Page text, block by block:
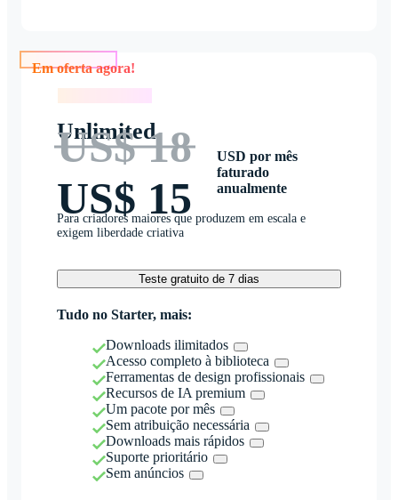
Unlimited
US$ 18
US$ 15
USD por mês
faturado
anualmente
Para criadores maiores que produzem em escala e
exigem liberdade criativa
Teste gratuito de 7 dias
Tudo no Starter, mais:
Downloads ilimitados
Acesso completo à biblioteca
Ferramentas de design profissionais
Recursos de IA premium
Um pacote por mês
Sem atribuição necessária
Downloads mais rápidos
Suporte prioritário
Sem anúncios